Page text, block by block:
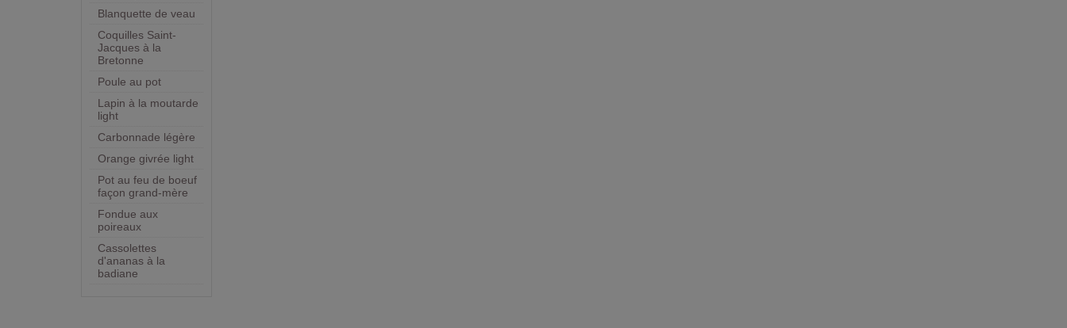
Blanquette de veau
Coquilles Saint-
Jacques à la
Bretonne
Poule au pot
Lapin à la moutarde
light
Carbonnade légère
Orange givrée light
Pot au feu de boeuf
façon grand-mère
Fondue aux
poireaux
Cassolettes
d'ananas à la
badiane